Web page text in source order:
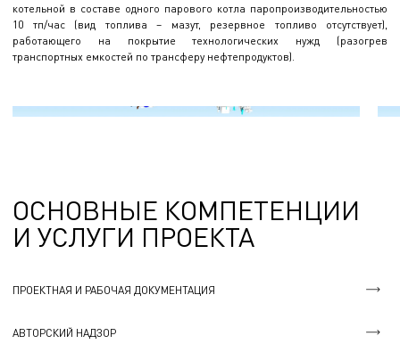
котельной в составе одного парового котла паропроизводительностью
10 тп/час (вид топлива – мазут, резервное топливо отсутствует),
работающего на покрытие технологических нужд (разогрев
транспортных емкостей по трансферу нефтепродуктов).
ОСНОВНЫЕ КОМПЕТЕНЦИИ
И УСЛУГИ ПРОЕКТА
ПРОЕКТНАЯ И РАБОЧАЯ ДОКУМЕНТАЦИЯ
АВТОРСКИЙ НАДЗОР